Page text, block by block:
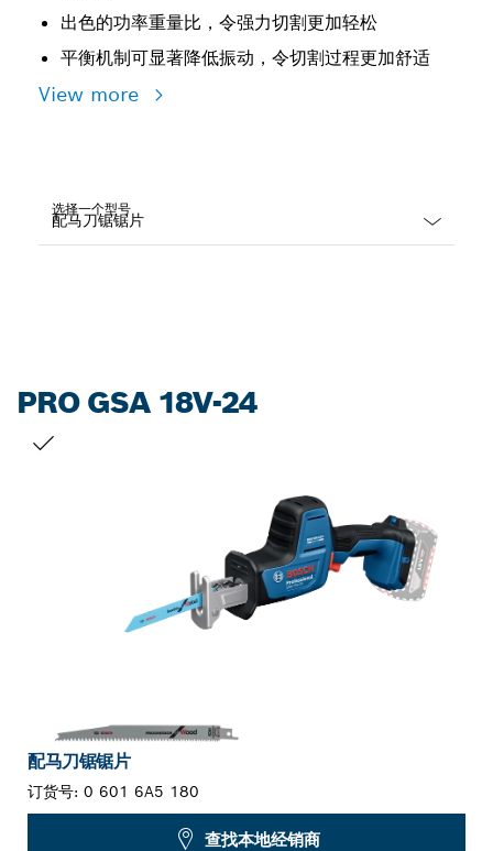
出色的功率重量比，令强力切割更加轻松
平衡机制可显著降低振动，令切割过程更加舒适
View more
选择一个型号
PRO GSA 18V-24
配马刀锯锯片
订货号: 0 601 6A5 180
查找本地经销商